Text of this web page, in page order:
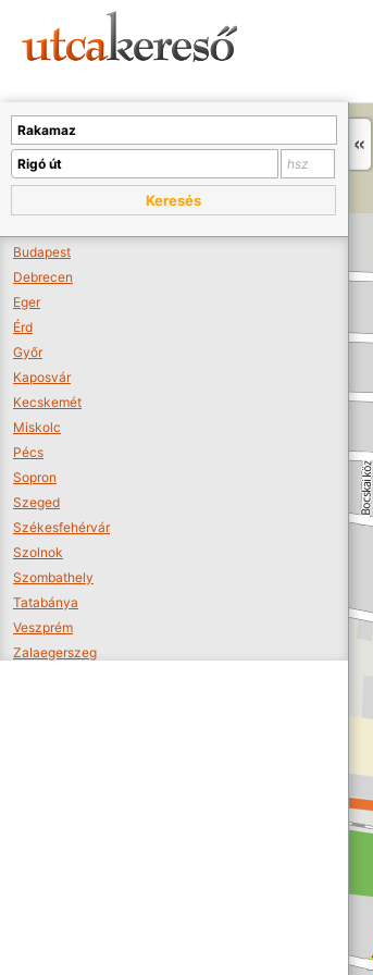
Keresés
Budapest
Debrecen
Eger
Érd
Győr
Kaposvár
Kecskemét
Miskolc
Pécs
Sopron
Szeged
Székesfehérvár
Szolnok
Szombathely
Tatabánya
Veszprém
Zalaegerszeg
A térképet kicsinyíteni kell, hogy látszódjanak a boltok.
Boltok látszódjanak >>